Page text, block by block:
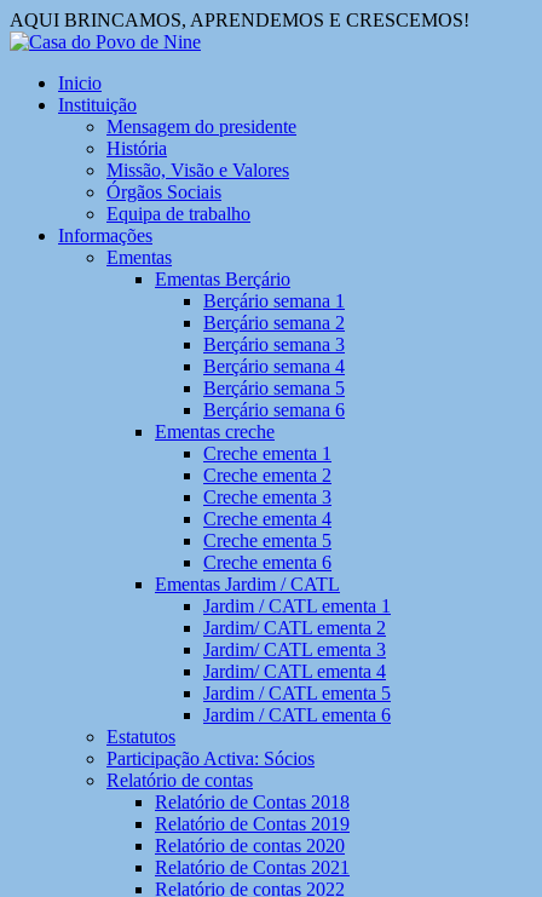
AQUI BRINCAMOS, APRENDEMOS E CRESCEMOS!
Inicio
Instituição
Mensagem do presidente
História
Missão, Visão e Valores
Órgãos Sociais
Equipa de trabalho
Informações
Ementas
Ementas Berçário
Berçário semana 1
Berçário semana 2
Berçário semana 3
Berçário semana 4
Berçário semana 5
Berçário semana 6
Ementas creche
Creche ementa 1
Creche ementa 2
Creche ementa 3
Creche ementa 4
Creche ementa 5
Creche ementa 6
Ementas Jardim / CATL
Jardim / CATL ementa 1
Jardim/ CATL ementa 2
Jardim/ CATL ementa 3
Jardim/ CATL ementa 4
Jardim / CATL ementa 5
Jardim / CATL ementa 6
Estatutos
Participação Activa: Sócios
Relatório de contas
Relatório de Contas 2018
Relatório de Contas 2019
Relatório de contas 2020
Relatório de Contas 2021
Relatório de contas 2022